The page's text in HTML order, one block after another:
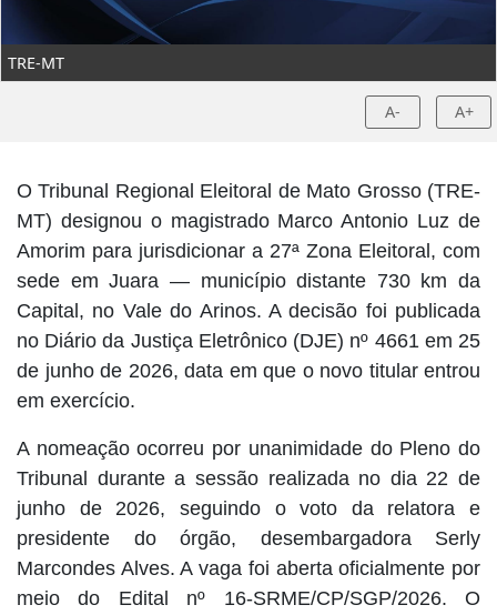
TRE-MT
A- A+
O Tribunal Regional Eleitoral de Mato Grosso (TRE-
MT) designou o magistrado Marco Antonio Luz de
Amorim para jurisdicionar a 27ª Zona Eleitoral, com
sede em Juara — município distante 730 km da
Capital, no Vale do Arinos. A decisão foi publicada
no Diário da Justiça Eletrônico (DJE) nº 4661 em 25
de junho de 2026, data em que o novo titular entrou
em exercício.
A nomeação ocorreu por unanimidade do Pleno do
Tribunal durante a sessão realizada no dia 22 de
junho de 2026, seguindo o voto da relatora e
presidente do órgão, desembargadora Serly
Marcondes Alves. A vaga foi aberta oficialmente por
meio do Edital nº 16-SRME/CP/SGP/2026. O